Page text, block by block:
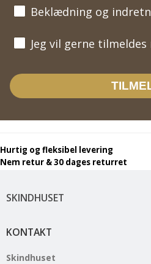
SKINDHUSET
KONTAKT
Skindhuset
Beklædning og
Jeg vil gerne tilmeldes
Jeg vil gerne
Hurtig og fleksibel levering
Nem retur & 30 dages returret